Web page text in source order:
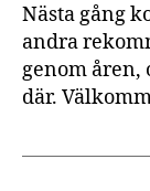
Nästa gång
andra
genom åren,
där.